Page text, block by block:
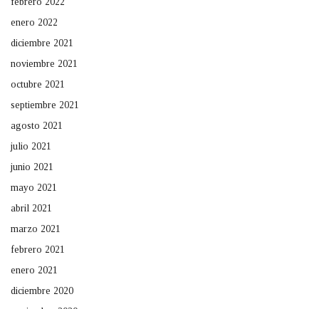
enero 2022
diciembre 2021
noviembre 2021
octubre 2021
septiembre 2021
agosto 2021
julio 2021
junio 2021
mayo 2021
abril 2021
marzo 2021
febrero 2021
enero 2021
diciembre 2020